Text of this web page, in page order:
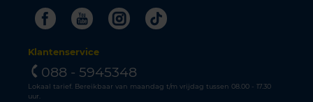
FacebookYoutubeInstagram
Tiktok
Klantenservice
088 - 5945348
Lokaal tarief. Bereikbaar van maandag t/m vrijdag tussen 08.00 - 17.30
uur.